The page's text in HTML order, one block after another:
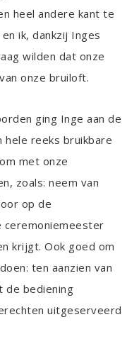
heel andere kant te
ik, dankzij Inges
wilden dat onze
onze bruiloft.
ging Inge aan de
hele reeks bruikbare
met onze
zoals: neem van
op de
krijgt. Ook goed om
ten aanzien van
de bediening
uitgeserveerd